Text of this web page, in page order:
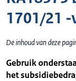
1701/21
De inhoud van deze
Gebruik
het